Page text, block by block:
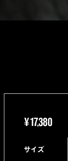
¥17,380
サイズ